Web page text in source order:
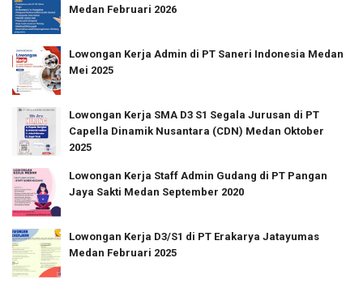
Medan Februari 2026
Lowongan Kerja Admin di PT Saneri Indonesia Medan
Mei 2025
Lowongan Kerja SMA D3 S1 Segala Jurusan di PT
Capella Dinamik Nusantara (CDN) Medan Oktober
2025
Lowongan Kerja Staff Admin Gudang di PT Pangan
Jaya Sakti Medan September 2020
Lowongan Kerja D3/S1 di PT Erakarya Jatayumas
Medan Februari 2025